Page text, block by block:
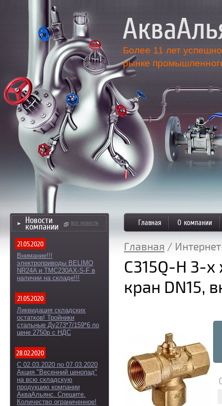
более 11
лет на
рынке
Более 11 лет
рынке
все новости
Новости
компании
21.05.2020
Внимание!!!
электроприводы BELIMO
NR24A и TMC230AX-S-F в
наличии на складе!!!
21.05.2020
Ликвидация складских
остатков! Тройники
стальные Ду273*7/159*6 по
цене 2750р с НДС
28.02.2020
С 02.03.2020 по 07.03.2020
Акция "Весенний ценопад"
на всю складскую
продукцию компании
АкваАльянс. Спешите.
Количество ограниченное!
Главная О компании
Главная /
C315Q-H 3-
кран DN15,